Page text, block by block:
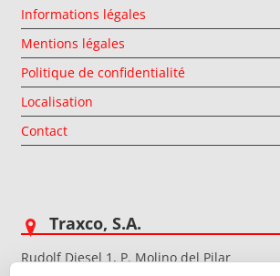
Informations légales
Mentions légales
Politique de confidentialité
Localisation
Contact
Traxco, S.A.
Rudolf Diesel 1, P. Molino del Pilar